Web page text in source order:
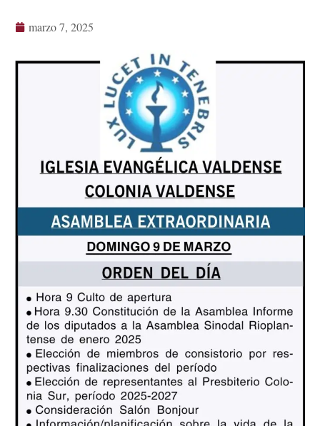
marzo 7, 2025